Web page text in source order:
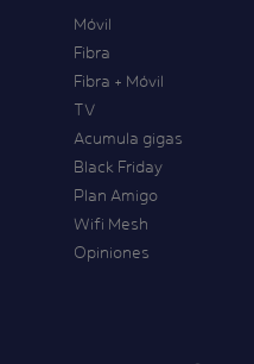
Móvil
Fibra
Fibra + Móvil
TV
Acumula gigas
Black Friday
Plan Amigo
Wifi Mesh
Opiniones